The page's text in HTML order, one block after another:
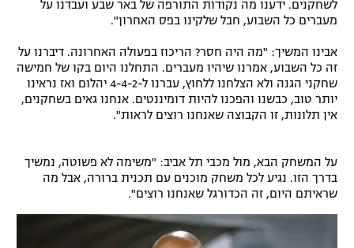
לשחקנים. ידענו מה נקודות התורפה של באר שבע ועבדנו על
מעברים כל השבוע, חבל שלקינו בפס האחרון".
אבינו המשיך: "מה היה חסר? הריכוז בפעולה האחרונה. דיברנו על
זה כל השבוע, אמרנו שיהיו מעברים. התחלנו היום בקו של חמישה
שחקני הגנה ולא הצלחנו ללחוץ, עברנו ל-4-4-2 יהלום ואז נראינו
יותר טוב, כבשנו והפכנו להיות דומיננטים. אנחנו גאים בשחקנים,
אין תלונות, זו הקבוצה שאנחנו רוצים לראות".
על המשחק הבא, מול מכבי תל אביב: "משימה לא פשוטה, נמשיך
בדרך הזו. נגיע לכל משחק מוכנים עם תכנית ברורה, אבל מה
שראיתם היום, זה הכדורגל שאנחנו רוצים".